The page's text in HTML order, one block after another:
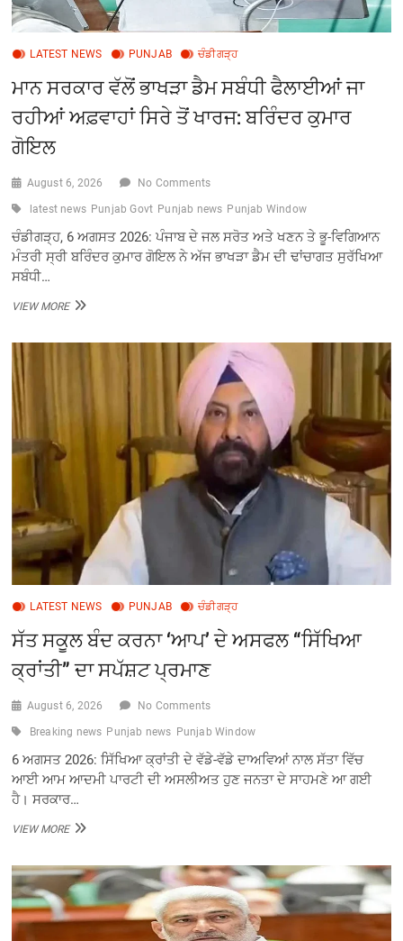
LATEST NEWS PUNJAB ਚੰਡੀਗੜ੍ਹ
ਮਾਨ ਸਰਕਾਰ ਵੱਲੋਂ ਭਾਖੜਾ ਡੈਮ ਸਬੰਧੀ ਫੈਲਾਈਆਂ ਜਾ
ਰਹੀਆਂ ਅਫ਼ਵਾਹਾਂ ਸਿਰੇ ਤੋਂ ਖਾਰਜ: ਬਰਿੰਦਰ ਕੁਮਾਰ
ਗੋਇਲ
August 6, 2026 No Comments
latest news Punjab Govt Punjab news Punjab Window
ਚੰਡੀਗੜ੍ਹ, 6 ਅਗਸਤ 2026: ਪੰਜਾਬ ਦੇ ਜਲ ਸਰੋਤ ਅਤੇ ਖਣਨ ਤੇ ਭੂ-ਵਿਗਿਆਨ
ਮੰਤਰੀ ਸ੍ਰੀ ਬਰਿੰਦਰ ਕੁਮਾਰ ਗੋਇਲ ਨੇ ਅੱਜ ਭਾਖੜਾ ਡੈਮ ਦੀ ਢਾਂਚਾਗਤ ਸੁਰੱਖਿਆ
ਸਬੰਧੀ…
VIEW MOREਮਾਨ
ਕੁਮਾਰ
ਗੋਇਲ
LATEST NEWS PUNJAB ਚੰਡੀਗੜ੍ਹ
ਸੱਤ ਸਕੂਲ ਬੰਦ ਕਰਨਾ ‘ਆਪ’ ਦੇ ਅਸਫਲ “ਸਿੱਖਿਆ
ਕ੍ਰਾਂਤੀ” ਦਾ ਸਪੱਸ਼ਟ ਪ੍ਰਮਾਣ
August 6, 2026 No Comments
Breaking news Punjab news Punjab Window
6 ਅਗਸਤ 2026: ਸਿੱਖਿਆ ਕ੍ਰਾਂਤੀ ਦੇ ਵੱਡੇ-ਵੱਡੇ ਦਾਅਵਿਆਂ ਨਾਲ ਸੱਤਾ ਵਿੱਚ
ਆਈ ਆਮ ਆਦਮੀ ਪਾਰਟੀ ਦੀ ਅਸਲੀਅਤ ਹੁਣ ਜਨਤਾ ਦੇ ਸਾਹਮਣੇ ਆ ਗਈ
ਹੈ। ਸਰਕਾਰ…
VIEW MOREਸੱਤ
ਕਰਨਾ
‘ਆਪ’
ਦੇ
ਅਸਫਲ